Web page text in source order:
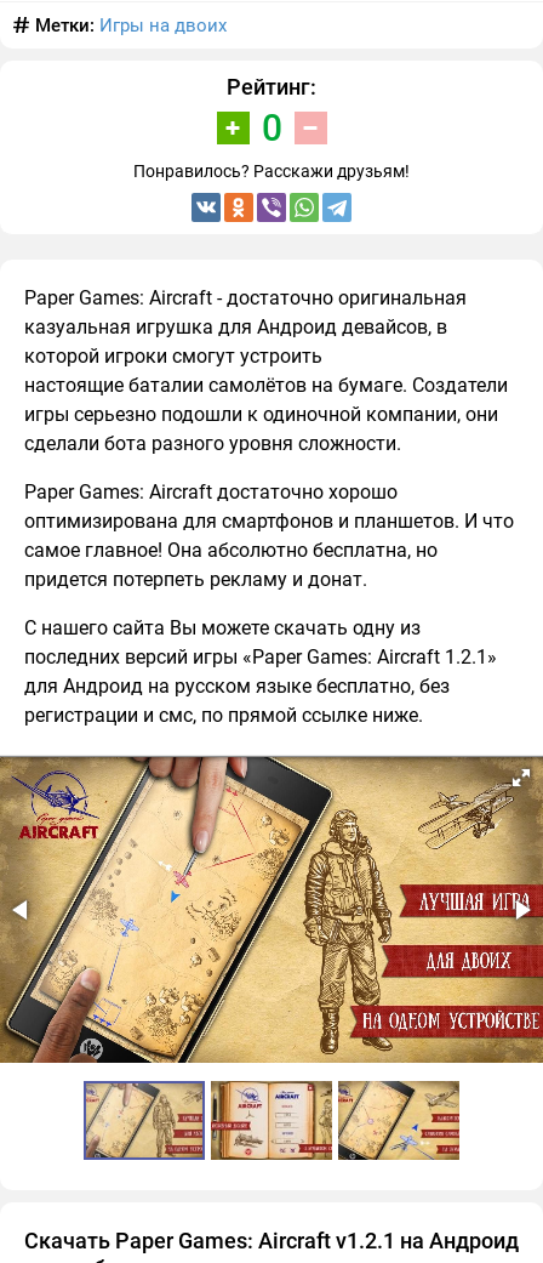
Метки: Игры на двоих
Рейтинг:
0
Понравилось? Расскажи друзьям!
Paper Games: Aircraft - достаточно оригинальная
казуальная игрушка для Андроид девайсов, в
которой игроки смогут устроить
настоящие баталии самолётов на бумаге. Создатели
игры серьезно подошли к одиночной компании, они
сделали бота разного уровня сложности.
Paper Games: Aircraft достаточно хорошо
оптимизирована для смартфонов и планшетов. И что
самое главное! Она абсолютно бесплатна, но
придется потерпеть рекламу и донат.
С нашего сайта Вы можете скачать одну из
последних версий игры «Paper Games: Aircraft 1.2.1»
для Андроид на русском языке бесплатно, без
регистрации и смс, по прямой ссылке ниже.
Скачать Paper Games: Aircraft v1.2.1 на Андроид